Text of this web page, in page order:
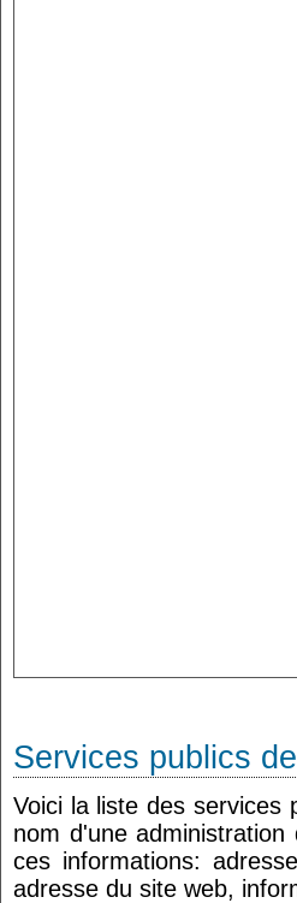
Services publics
Voici la liste des services
nom d'une
ces informations:
adresse du site web,